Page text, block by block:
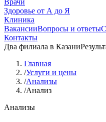
Врачи
Здоровье от А до Я
Клиника
ВакансииВопросы и ответы
Контакты
Два филиала в Казани
Главная
/Услуги и цены
/Анализы
/Анализ
Анализы